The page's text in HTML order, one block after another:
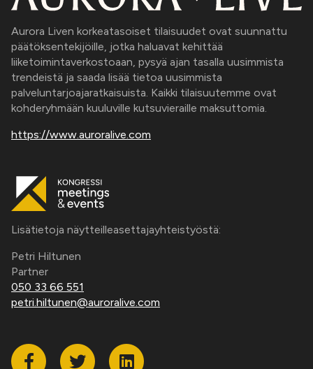
Aurora Liven korkeatasoiset tilaisuudet ovat suunnattu
päätöksentekijöille, jotka haluavat kehittää
liiketoimintaverkostoaan, pysyä ajan tasalla uusimmista
trendeistä ja saada lisää tietoa uusimmista
palveluntarjoajaratkaisuista. Kaikki tilaisuutemme ovat
kohderyhmään kuuluville kutsuvieraille maksuttomia.
https://www.auroralive.com
Lisätietoja näytteilleasettajayhteistyöstä:
Petri Hiltunen
Partner
050 33 66 551
petri.hiltunen@auroralive.com
Facebook Twitter